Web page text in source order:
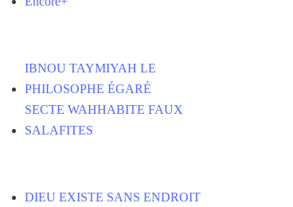
IBNOU TAYMIYAH LE
PHILOSOPHE ÉGARÉ
SECTE WAHHABITE FAUX
SALAFITES
DIEU EXISTE SANS ENDROIT